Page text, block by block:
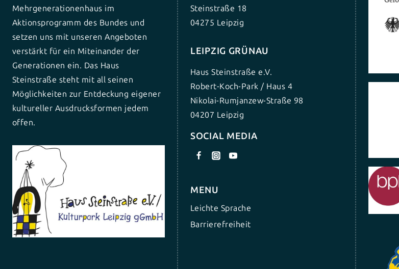
Mehrgenerationenhaus im
Aktionsprogramm des Bundes und
setzen uns mit unseren Angeboten
verstärkt für ein Miteinander der
Generationen ein. Das Haus
Steinstraße steht mit all seinen
Möglichkeiten zur Entdeckung eigener
kultureller Ausdrucksformen jedem
offen.
Steinstraße 18
04275 Leipzig
LEIPZIG GRÜNAU
Haus Steinstraße e.V.
Robert-Koch-Park / Haus 4
Nikolai-Rumjanzew-Straße 98
04207 Leipzig
SOCIAL MEDIA
MENU
Leichte Sprache
Barrierefreiheit